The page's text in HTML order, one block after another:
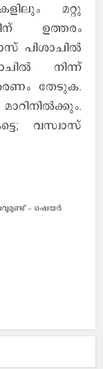
മറ്റു
ഉത്തരം
പിശാചില്‍
നിന്ന്
തേടുക.
വസ്വാസ്
- ഷെയര്‍